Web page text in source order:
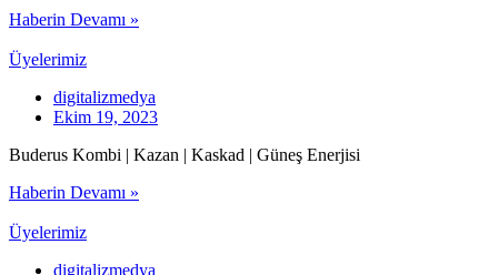
Haberin Devamı »
Üyelerimiz
digitalizmedya
Ekim 19, 2023
Buderus Kombi | Kazan | Kaskad | Güneş Enerjisi
Haberin Devamı »
Üyelerimiz
digitalizmedya